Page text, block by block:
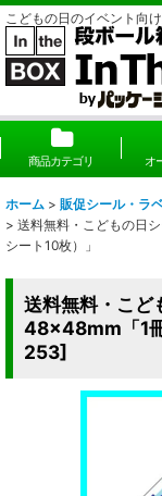
こどもの日のイベント向
商品カテゴリ オ
ホーム > 販促シール・ラ
> 送料無料・こどもの日
シート10枚）」
送料無料・こ
48×48mm「1
253]